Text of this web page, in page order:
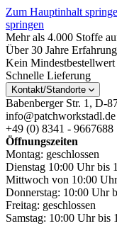
Zum Hauptinhalt
springen
Mehr als 4.000 Stoffe
Über 30 Jahre Erfahrung
Kein Mindestbestellwert
Schnelle Lieferung
Kontakt/Standorte
Babenberger Str. 1, D-
info@patchworkstadl.de
+49 (0) 8341 - 9667688
Öffnungszeiten
Montag: geschlossen
Dienstag 10:00 Uhr bis
Mittwoch von 10:00
Donnerstag: 10:00 Uhr
Freitag: geschlossen
Samstag: 10:00 Uhr bis